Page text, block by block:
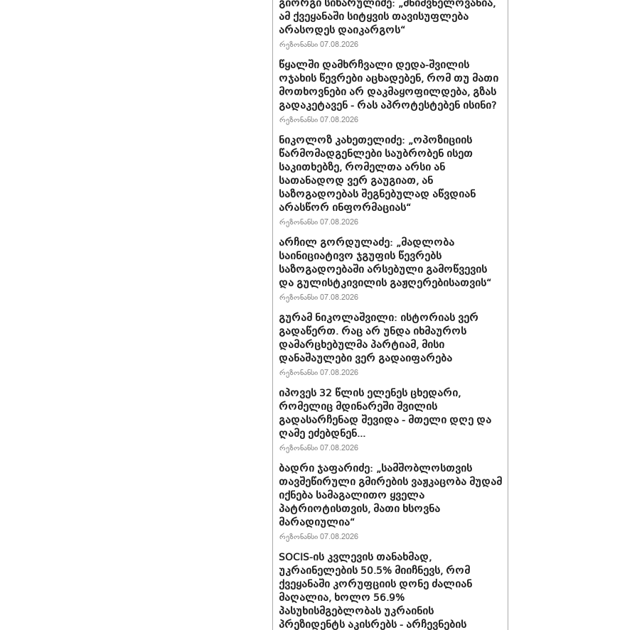
გიორგი სიხარულიძე: „მნიშვნელოვანია,
ამ ქვეყანაში სიტყვის თავისუფლება
არასოდეს დაიკარგოს“
რეზონანსი 07.08.2026
წყალში დამხრჩვალი დედა-შვილის
ოჯახის წევრები აცხადებენ, რომ თუ მათი
მოთხოვნები არ დაკმაყოფილდება, გზას
გადაკეტავენ - რას აპროტესტებენ ისინი?
რეზონანსი 07.08.2026
ნიკოლოზ კახეთელიძე: „ოპოზიციის
წარმომადგენლები საუბრობენ ისეთ
საკითხებზე, რომელთა არსი ან
სათანადოდ ვერ გაუგიათ, ან
საზოგადოებას შეგნებულად აწვდიან
არასწორ ინფორმაციას“
რეზონანსი 07.08.2026
არჩილ გორდულაძე: „მადლობა
საინიციატივო ჯგუფის წევრებს
საზოგადოებაში არსებული გამოწვევის
და გულისტკივილის გაჟღერებისათვის“
რეზონანსი 07.08.2026
გურამ ნიკოლაშვილი: ისტორიას ვერ
გადაწერთ. რაც არ უნდა იხმაუროს
დამარცხებულმა პარტიამ, მისი
დანაშაულები ვერ გადაიფარება
რეზონანსი 07.08.2026
იპოვეს 32 წლის ელენეს ცხედარი,
რომელიც მდინარეში შვილის
გადასარჩენად შევიდა - მთელი დღე და
ღამე ეძებდნენ...
რეზონანსი 07.08.2026
ბადრი ჯაფარიძე: „სამშობლოსთვის
თავშეწირული გმირების ვაჟკაცობა მუდამ
იქნება სამაგალითო ყველა
პატრიოტისთვის, მათი ხსოვნა
მარადიულია“
რეზონანსი 07.08.2026
SOCIS-ის კვლევის თანახმად,
უკრაინელების 50.5% მიიჩნევს, რომ
ქვეყანაში კორუფციის დონე ძალიან
მაღალია, ხოლო 56.9%
პასუხისმგებლობას უკრაინის
პრეზიდენტს აკისრებს - არჩევნების